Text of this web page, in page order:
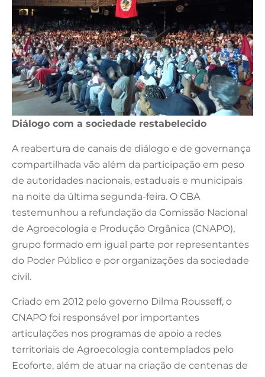
Diálogo com a sociedade restabelecido
A reabertura de canais de diálogo e de governança
compartilhada vão além da participação em peso
de autoridades nacionais, estaduais e municipais
na noite da última segunda-feira. O CBA
testemunhou a refundação da Comissão Nacional
de Agroecologia e Produção Orgânica (CNAPO),
grupo formado em igual parte por representantes
do Poder Público e por organizações da sociedade
civil.
Criado em 2012 pelo governo Dilma Rousseff, o
CNAPO foi responsável por importantes
articulações nos programas de apoio a redes
territoriais de Agroecologia contemplados pelo
Ecoforte, além de atuar na criação de centenas de